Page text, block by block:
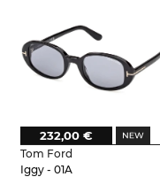
Tom Ford
Iggy - 01A
232,00 €